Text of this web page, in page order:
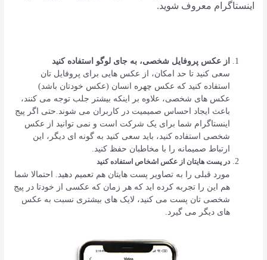
اینستاگرام معروف شوید.
از عکس پروفایل شخصی، به جای لوگو استفاده کنید
سعی کنید تا حد امکان، از عکس هایی برای پروفایل تان
استفاده کنید که عکس چهره انسان (عکس خودتان باشد)
عکس های شخصی، علاوه بر اینکه بیشتر جلب توجه می کنند،
باعث ایجاد احساس صمیمیت در کاربران می شوند.حتی اگر پیج
اینستاگرام شما برای یک شرکت است و نمی توانید از عکس
شخصی استفاده کنید، باید سعی کنید به گونه ای دیگر، این
ارتباط صمیمانه را با مخاطبان حفظ کنید.
در پست هایتان از عکس اشخاص استفاده کنید
مورد قبلی را به تصاویر پست هایتان هم تعمیم دهید. احتمالا شما
هم این را تجربه کرده اید که هر زمان که عکسی از خودتا در پیج
شخصی تان پست می کنید، لایک های بیشتری نسبت به عکس
های دیگر می گیرد.